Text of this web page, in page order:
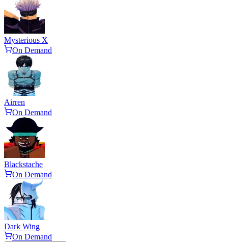
Mysterious X
On Demand
Airren
On Demand
Blackstache
On Demand
Dark Wing
On Demand